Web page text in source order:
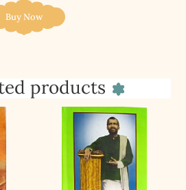
Buy Now
products